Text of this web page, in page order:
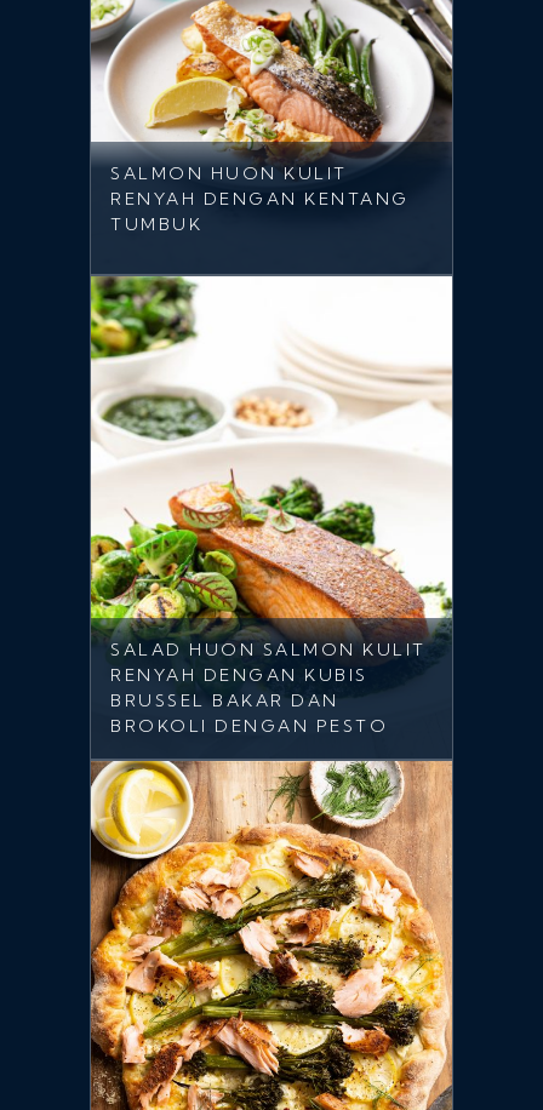
SALMON HUON KULIT
RENYAH DENGAN KENTANG
TUMBUK
SALAD HUON SALMON KULIT
RENYAH DENGAN KUBIS
BRUSSEL BAKAR DAN
BROKOLI DENGAN PESTO